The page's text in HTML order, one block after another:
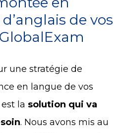
de vos
une stratégie de
en langue de vos
la solution qui va
. Nous avons mis au